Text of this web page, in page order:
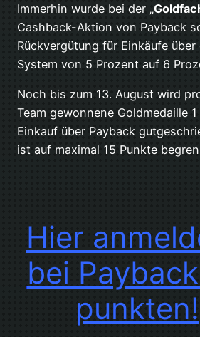
Immerhin wurde bei der „
Cashback-Aktion von Payback
Rückvergütung für Einkäufe
System von 5 Prozent auf 6
Noch bis zum 13. August wird
Team gewonnene Goldmedaille
Einkauf über Payback
ist auf maximal 15 Punkte
Hier
bei
punkten!